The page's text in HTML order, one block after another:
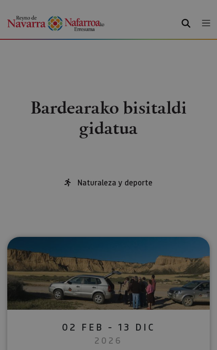
BILATU
Bardearako bisitaldi
gidatua
Naturaleza y deporte
02 FEB - 13 DIC
2026